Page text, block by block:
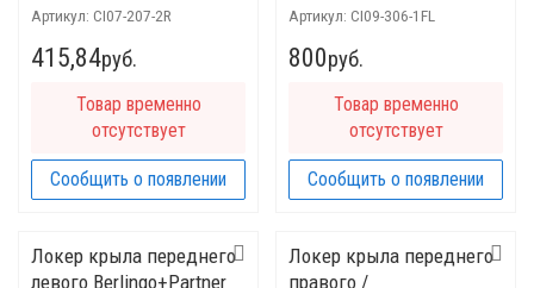
Артикул: CI07-207-2R
415,84руб.
Товар временно
отсутствует
Сообщить о появлении
Артикул: CI09-306-1FL
800руб.
Товар временно
отсутствует
Сообщить о появлении
Локер крыла переднего
левого Berlingo+Partner
Локер крыла переднего
правого /